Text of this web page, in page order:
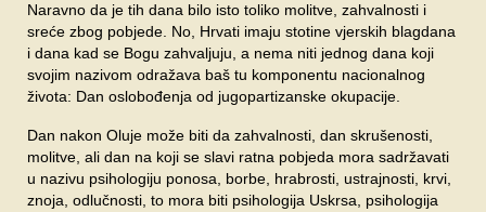
Naravno da je tih dana bilo isto toliko molitve, zahvalnosti i
sreće zbog pobjede. No, Hrvati imaju stotine vjerskih blagdana
i dana kad se Bogu zahvaljuju, a nema niti jednog dana koji
svojim nazivom odražava baš tu komponentu nacionalnog
života: Dan oslobođenja od jugopartizanske okupacije.
Dan nakon Oluje može biti da zahvalnosti, dan skrušenosti,
molitve, ali dan na koji se slavi ratna pobjeda mora sadržavati
u nazivu psihologiju ponosa, borbe, hrabrosti, ustrajnosti, krvi,
znoja, odlučnosti, to mora biti psihologija Uskrsa, psihologija